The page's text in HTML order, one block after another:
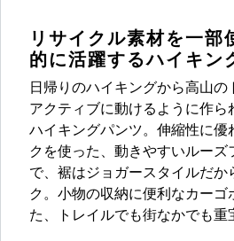
リサイクル素材を一部
的に活躍するハイキン
日帰りのハイキングから高山の
アクティブに動けるように作ら
ハイキングパンツ。伸縮性に優
クを使った、動きやすいルーズ
で、裾はジョガースタイルだか
ク。小物の収納に便利なカーゴ
た、トレイルでも街なかでも重